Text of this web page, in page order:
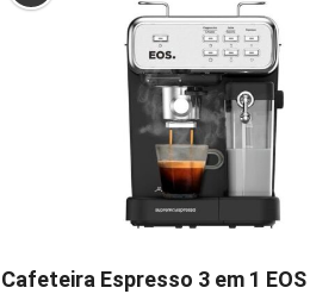
Cafeteira Espresso 3 em 1 EOS